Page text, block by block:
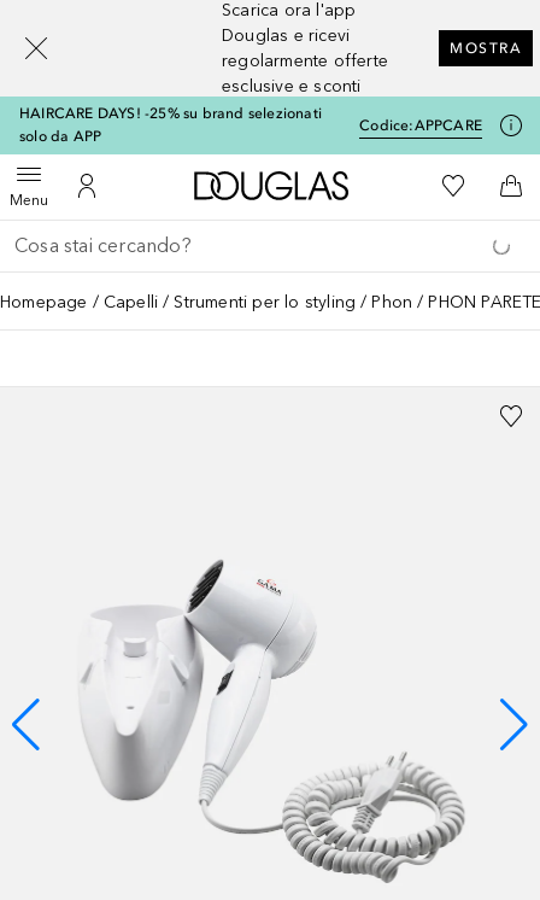
Scarica ora l'app
Douglas e ricevi
regolarmente offerte
esclusive e sconti
MOSTRA
HAIRCARE DAYS! -25% su brand selezionati
solo da APP
Codice:APPCARE
MenuApri menuAl Mio Account
A Douglas HomeAlla Mia
Al
Torna indietro
Esegui ricerca
Homepage Capelli Strumenti per lo styling Phon PHON
[navigation.slideout.screenreader]